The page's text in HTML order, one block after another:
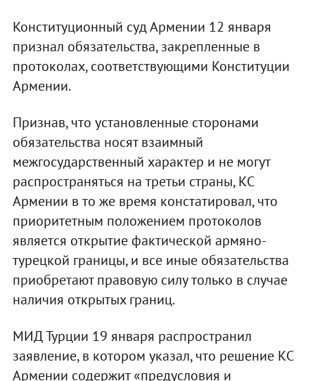
Конституционный суд Армении 12 января
признал обязательства, закрепленные в
протоколах, соответствующими Конституции
Армении.
Признав, что установленные сторонами
обязательства носят взаимный
межгосударственный характер и не могут
распространяться на третьи страны, КС
Армении в то же время констатировал, что
приоритетным положением протоколов
является открытие фактической армяно-
турецкой границы, и все иные обязательства
приобретают правовую силу только в случае
наличия открытых границ.
МИД Турции 19 января распространил
заявление, в котором указал, что решение КС
Армении содержит «предусловия и